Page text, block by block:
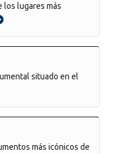
los lugares más
situado en el
más icónicos de